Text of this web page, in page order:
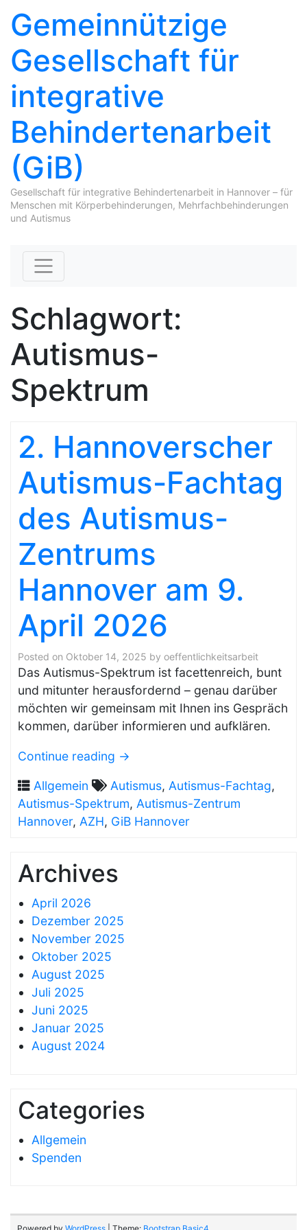
Gemeinnützige
Gesellschaft für
integrative
Behindertenarbeit
(GiB)
Gesellschaft für integrative Behindertenarbeit in Hannover – für
Menschen mit Körperbehinderungen, Mehrfachbehinderungen
und Autismus
Schlagwort:
Autismus-
Spektrum
2. Hannoverscher
Autismus-Fachtag
des Autismus-
Zentrums
Hannover am 9.
April 2026
Posted on Oktober 14, 2025 by oeffentlichkeitsarbeit
Das Autismus-Spektrum ist facettenreich, bunt
und mitunter herausfordernd – genau darüber
möchten wir gemeinsam mit Ihnen ins Gespräch
kommen, darüber informieren und aufklären.
Continue reading →
Allgemein Autismus, Autismus-Fachtag,
Autismus-Spektrum, Autismus-Zentrum
Hannover, AZH, GiB Hannover
Archives
April 2026
Dezember 2025
November 2025
Oktober 2025
August 2025
Juli 2025
Juni 2025
Januar 2025
August 2024
Categories
Allgemein
Spenden